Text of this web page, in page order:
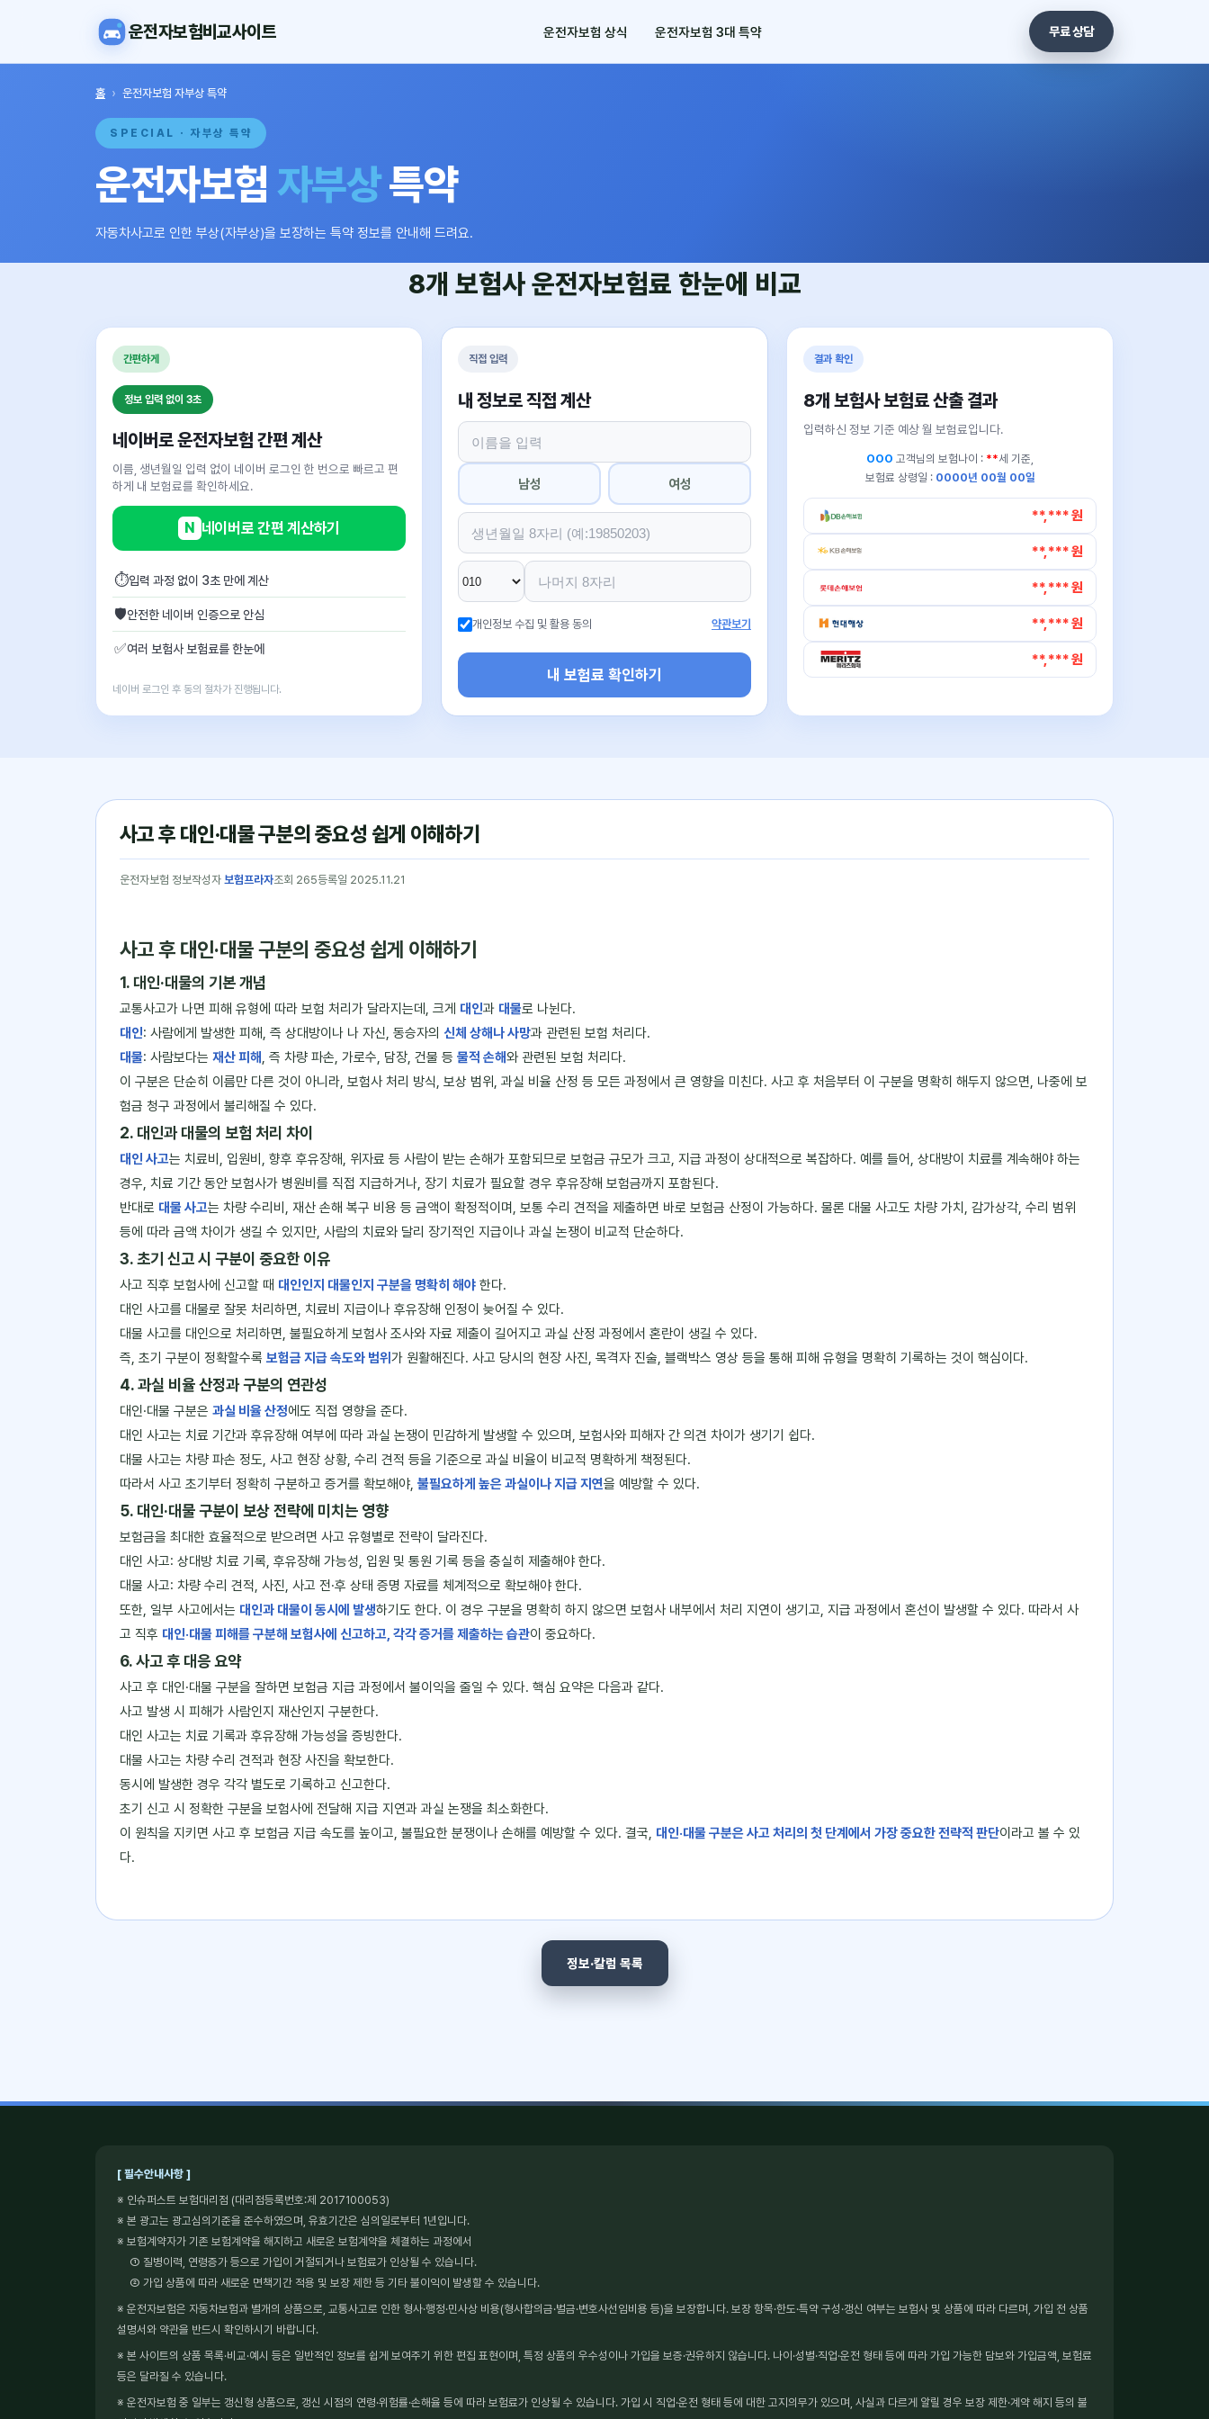
운전자보험비교사이트 운전자보험 상식 운전자보험 3대 특약 무료 상담
홈 › 운전자보험 자부상 특약
SPECIAL · 자부상 특약
운전자보험 자부상특약
자동차사고로 인한 부상(자부상)을 보장하는 특약 정보를 안내해 드려요.
8개 보험사운전자보험료 한눈에 비교
간편하게
정보 입력 없이 3초
네이버로 운전자보험 간편 계산
이름, 생년월일 입력 없이 네이버 로그인 한 번으로 빠르고 편
하게 내 보험료를 확인하세요.
N 네이버로 간편 계산하기
⏱입력 과정 없이 3초 만에 계산
🛡안전한 네이버 인증으로 안심
✅여러 보험사 보험료를 한눈에
네이버 로그인 후 동의 절차가 진행됩니다.
직접 입력
내 정보로 직접 계산
남성 여성
개인정보 수집 및 활용 동의 약관보기
내 보험료 확인하기
결과 확인
8개 보험사 보험료 산출 결과
입력하신 정보 기준 예상 월 보험료입니다.
OOO 고객님의 보험나이 : **세 기준,
보험료 상령일 : 0000년 00월 00일
**,*** 원
**,*** 원
**,*** 원
**,*** 원
**,*** 원
사고 후 대인·대물 구분의 중요성 쉽게 이해하기
운전자보험 정보작성자 보험프라자조회 265등록일 2025.11.21
사고 후 대인·대물 구분의 중요성 쉽게 이해하기
1. 대인·대물의 기본 개념
교통사고가 나면 피해 유형에 따라 보험 처리가 달라지는데, 크게 대인과 대물로 나뉜다.
대인: 사람에게 발생한 피해, 즉 상대방이나 나 자신, 동승자의 신체 상해나 사망과 관련된 보험 처리다.
대물: 사람보다는 재산 피해, 즉 차량 파손, 가로수, 담장, 건물 등 물적 손해와 관련된 보험 처리다.
이 구분은 단순히 이름만 다른 것이 아니라, 보험사 처리 방식, 보상 범위, 과실 비율 산정 등 모든 과정에서 큰 영향을 미친다. 사고 후 처음부터 이 구분을 명확히 해두지 않으면, 나중에 보
험금 청구 과정에서 불리해질 수 있다.
2. 대인과 대물의 보험 처리 차이
대인 사고는 치료비, 입원비, 향후 후유장해, 위자료 등 사람이 받는 손해가 포함되므로 보험금 규모가 크고, 지급 과정이 상대적으로 복잡하다. 예를 들어, 상대방이 치료를 계속해야 하는
경우, 치료 기간 동안 보험사가 병원비를 직접 지급하거나, 장기 치료가 필요할 경우 후유장해 보험금까지 포함된다.
반대로 대물 사고는 차량 수리비, 재산 손해 복구 비용 등 금액이 확정적이며, 보통 수리 견적을 제출하면 바로 보험금 산정이 가능하다. 물론 대물 사고도 차량 가치, 감가상각, 수리 범위
등에 따라 금액 차이가 생길 수 있지만, 사람의 치료와 달리 장기적인 지급이나 과실 논쟁이 비교적 단순하다.
3. 초기 신고 시 구분이 중요한 이유
사고 직후 보험사에 신고할 때 대인인지 대물인지 구분을 명확히 해야 한다.
대인 사고를 대물로 잘못 처리하면, 치료비 지급이나 후유장해 인정이 늦어질 수 있다.
대물 사고를 대인으로 처리하면, 불필요하게 보험사 조사와 자료 제출이 길어지고 과실 산정 과정에서 혼란이 생길 수 있다.
즉, 초기 구분이 정확할수록 보험금 지급 속도와 범위 가 원활해진다. 사고 당시의 현장 사진, 목격자 진술, 블랙박스 영상 등을 통해 피해 유형을 명확히 기록하는 것이 핵심이다.
4. 과실 비율 산정과 구분의 연관성
대인·대물 구분은 과실 비율 산정에도 직접 영향을 준다.
대인 사고는 치료 기간과 후유장해 여부에 따라 과실 논쟁이 민감하게 발생할 수 있으며, 보험사와 피해자 간 의견 차이가 생기기 쉽다.
대물 사고는 차량 파손 정도, 사고 현장 상황, 수리 견적 등을 기준으로 과실 비율이 비교적 명확하게 책정된다.
따라서 사고 초기부터 정확히 구분하고 증거를 확보해야, 불필요하게 높은 과실이나 지급 지연을 예방할 수 있다.
5. 대인·대물 구분이 보상 전략에 미치는 영향
보험금을 최대한 효율적으로 받으려면 사고 유형별로 전략이 달라진다.
대인 사고: 상대방 치료 기록, 후유장해 가능성, 입원 및 통원 기록 등을 충실히 제출해야 한다.
대물 사고: 차량 수리 견적, 사진, 사고 전·후 상태 증명 자료를 체계적으로 확보해야 한다.
또한, 일부 사고에서는 대인과 대물이 동시에 발생하기도 한다. 이 경우 구분을 명확히 하지 않으면 보험사 내부에서 처리 지연이 생기고, 지급 과정에서 혼선이 발생할 수 있다. 따라서 사
고 직후 대인·대물 피해를 구분해 보험사에 신고하고, 각각 증거를 제출하는 습관이 중요하다.
6. 사고 후 대응 요약
사고 후 대인·대물 구분을 잘하면 보험금 지급 과정에서 불이익을 줄일 수 있다. 핵심 요약은 다음과 같다.
사고 발생 시 피해가 사람인지 재산인지 구분한다.
대인 사고는 치료 기록과 후유장해 가능성을 증빙한다.
대물 사고는 차량 수리 견적과 현장 사진을 확보한다.
동시에 발생한 경우 각각 별도로 기록하고 신고한다.
초기 신고 시 정확한 구분을 보험사에 전달해 지급 지연과 과실 논쟁을 최소화한다.
이 원칙을 지키면 사고 후 보험금 지급 속도를 높이고, 불필요한 분쟁이나 손해를 예방할 수 있다. 결국, 대인·대물 구분은 사고 처리의 첫 단계에서 가장 중요한 전략적 판단이라고 볼 수 있
다.
정보·칼럼 목록
[ 필수안내사항 ]
※ 인슈퍼스트 보험대리점 (대리점등록번호:제 2017100053)
※ 본 광고는 광고심의기준을 준수하였으며, 유효기간은 심의일로부터 1년입니다.
※ 보험계약자가 기존 보험계약을 해지하고 새로운 보험계약을 체결하는 과정에서
① 질병이력, 연령증가 등으로 가입이 거절되거나 보험료가 인상될 수 있습니다.
② 가입 상품에 따라 새로운 면책기간 적용 및 보장 제한 등 기타 불이익이 발생할 수 있습니다.
※ 운전자보험은 자동차보험과 별개의 상품으로, 교통사고로 인한 형사·행정·민사상 비용(형사합의금·벌금·변호사선임비용 등)을 보장합니다. 보장 항목·한도·특약 구성·갱신 여부는 보험사 및 상품에 따라 다르며, 가입 전 상품
설명서와 약관을 반드시 확인하시기 바랍니다.
※ 본 사이트의 상품 목록·비교·예시 등은 일반적인 정보를 쉽게 보여주기 위한 편집 표현이며, 특정 상품의 우수성이나 가입을 보증·권유하지 않습니다. 나이·성별·직업·운전 형태 등에 따라 가입 가능한 담보와 가입금액, 보험료
등은 달라질 수 있습니다.
※ 운전자보험 중 일부는 갱신형 상품으로, 갱신 시점의 연령·위험률·손해율 등에 따라 보험료가 인상될 수 있습니다. 가입 시 직업·운전 형태 등에 대한 고지의무가 있으며, 사실과 다르게 알릴 경우 보장 제한·계약 해지 등의 불